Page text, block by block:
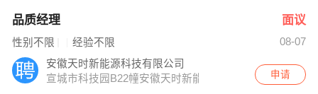
品质经理 面议
性别不限 经验不限
08-07
安徽天时新能源科技有限公司
宣城市科技园B22幢安徽天时新能源科技有限公司申请